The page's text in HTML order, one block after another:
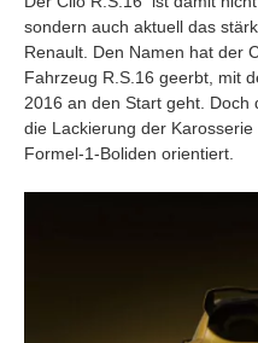
sondern auch aktuell das
Renault. Den Namen hat der
Fahrzeug R.S.16 geerbt, mit
2016 an den Start geht. Doch
die Lackierung der
Formel-1-Boliden orientiert.